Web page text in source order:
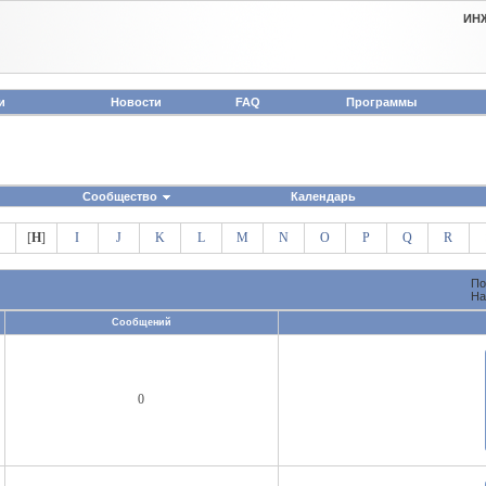
Новости FAQ Программы
Сообщество Календарь
[H] I J K L M N O P Q R
Сообщений
0